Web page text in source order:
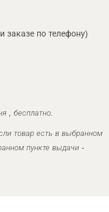
заказе по телефону)
, бесплатно.
товар есть в выбранном
пункте выдачи -